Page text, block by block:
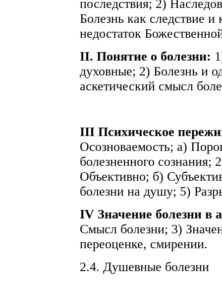
последствия; 2)
Болезнь как следствие
недостаток
II. Понятие о болезни:
духовные; 2) Болезнь и
аскетический смысл
III Психическое
Осозноваемость; а)
болезненного
Объективно; б)
болезни на душу; 5)
IV Значение болезни в
Смысл болезни; 3)
переоценке, смирении.
2.4. Душевные болезни